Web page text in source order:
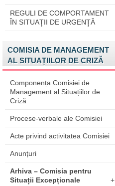
REGULI DE COMPORTAMENT
ÎN SITUAŢII DE URGENŢĂ
COMISIA DE MANAGEMENT
AL SITUAȚIILOR DE CRIZĂ
Componența Comisiei de
Management al Situațiilor de
Criză
Procese-verbale ale Comisiei
Acte privind activitatea Comisiei
Anunțuri
Arhiva – Comisia pentru
Situații Excepționale
+